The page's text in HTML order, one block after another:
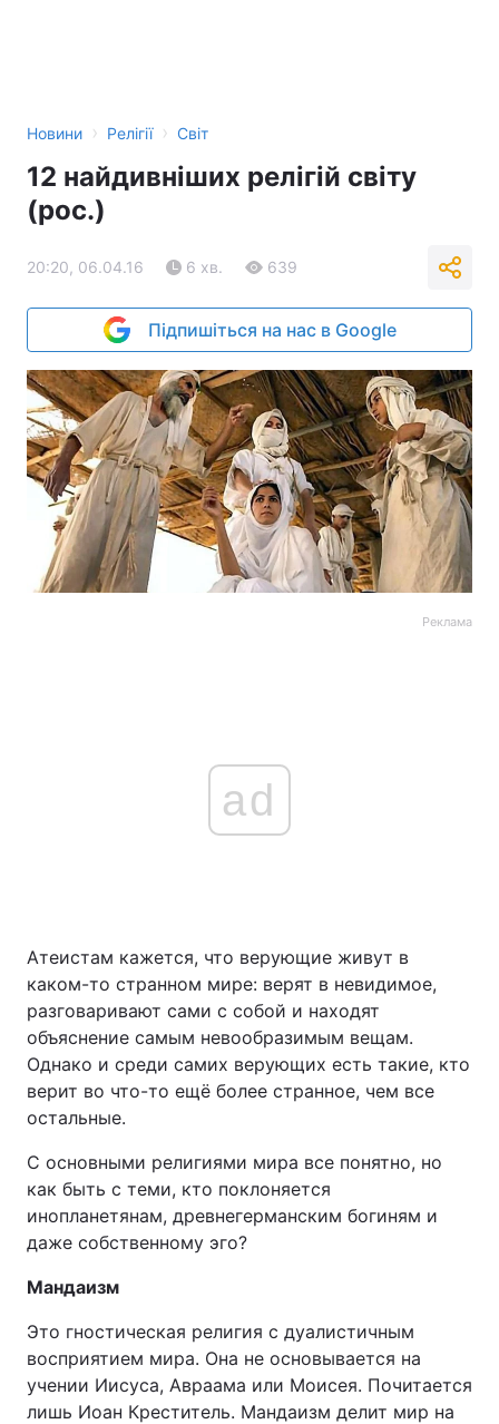
Новини › Релігії › Світ
12 найдивніших релігій світу
(рос.)
20:20, 06.04.16 6 хв. 639
Підпишіться на нас в Google
Реклама
ad
Атеистам кажется, что верующие живут в
каком-то странном мире: верят в невидимое,
разговаривают сами с собой и находят
объяснение самым невообразимым вещам.
Однако и среди самих верующих есть такие, кто
верит во что-то ещё более странное, чем все
остальные.
С основными религиями мира все понятно, но
как быть с теми, кто поклоняется
инопланетянам, древнегерманским богиням и
даже собственному эго?
Мандаизм
Это гностическая религия с дуалистичным
восприятием мира. Она не основывается на
учении Иисуса, Авраама или Моисея. Почитается
лишь Иоан Креститель. Мандаизм делит мир на